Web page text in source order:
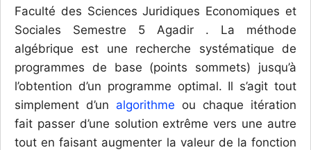
Faculté des Sciences Juridiques Economiques et
Sociales Semestre 5 Agadir . La méthode
algébrique est une recherche systématique de
programmes de base (points sommets) jusqu’à
l’obtention d’un programme optimal. Il s’agit tout
simplement d’un algorithme ou chaque itération
fait passer d’une solution extrême vers une autre
tout en faisant augmenter la valeur de la fonction